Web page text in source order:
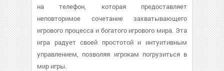
на телефон, которая предоставляет
неповторимое сочетание захватывающего
игрового процесса и богатого игрового мира. Эта
игра радует своей простотой и интуитивным
управлением, позволяя игрокам погрузиться в
мир игры.